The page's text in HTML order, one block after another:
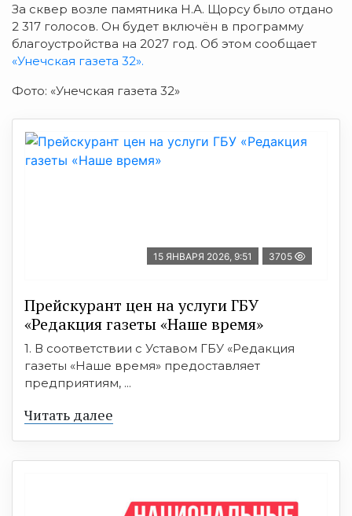
За сквер возле памятника Н.А. Щорсу было отдано
2 317 голосов. Он будет включён в программу
благоустройства на 2027 год. Об этом сообщает
«Унечская газета 32».
Фото: «Унечская газета 32»
15 ЯНВАРЯ 2026, 9:51 3705
Прейскурант цен на услуги ГБУ
«Редакция газеты «Наше время»
1. В соответствии с Уставом ГБУ «Редакция
газеты «Наше время» предоставляет
предприятиям, ...
Читать далее